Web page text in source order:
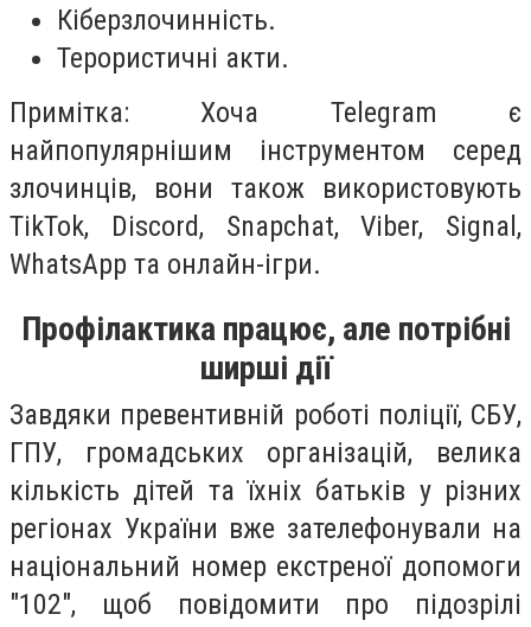
Кіберзлочинність.
Терористичні акти.
Примітка: Хоча Telegram є
найпопулярнішим інструментом серед
злочинців, вони також використовують
TikTok, Discord, Snapchat, Viber, Signal,
WhatsApp та онлайн-ігри.
Профілактика працює, але потрібні
ширші дії
Завдяки превентивній роботі поліції, СБУ,
ГПУ, громадських організацій, велика
кількість дітей та їхніх батьків у різних
регіонах України вже зателефонували на
національний номер екстреної допомоги
"102", щоб повідомити про підозрілі